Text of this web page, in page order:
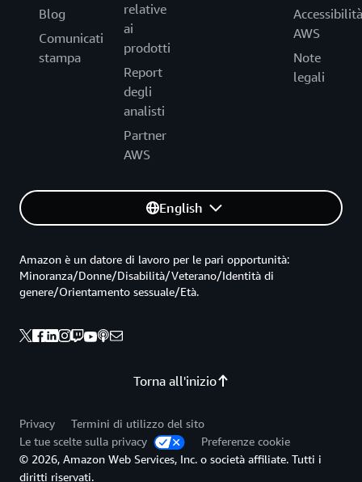
Blog
Comunicati
stampa
relative
ai
prodotti
Report
degli
analisti
Partner
AWS
Accessibilità
AWS
Note
legali
English
Torna all'inizio
Amazon è un datore di lavoro per le pari opportunità:
Minoranza/Donne/Disabilità/Veterano/Identità di
genere/Orientamento sessuale/Età.
Privacy
Termini di utilizzo del sito
Le tue scelte sulla privacy
Preferenze cookie
© 2026, Amazon Web Services, Inc. o società affiliate. Tutti i
diritti riservati.